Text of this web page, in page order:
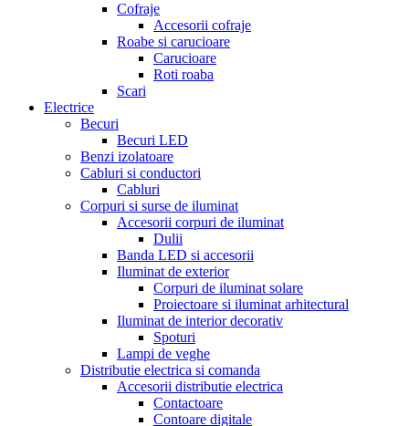
Cofraje
Accesorii cofraje
Roabe si carucioare
Carucioare
Roti roaba
Scari
Electrice
Becuri
Becuri LED
Benzi izolatoare
Cabluri si conductori
Cabluri
Corpuri si surse de iluminat
Accesorii corpuri de iluminat
Dulii
Banda LED si accesorii
Iluminat de exterior
Corpuri de iluminat solare
Proiectoare si iluminat arhitectural
Iluminat de interior decorativ
Spoturi
Lampi de veghe
Distributie electrica si comanda
Accesorii distributie electrica
Contactoare
Contoare digitale